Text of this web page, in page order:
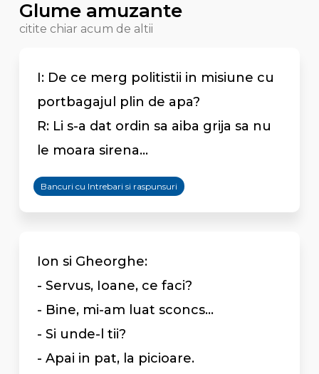
Glume amuzante
citite chiar acum de altii
I: De ce merg politistii in misiune cu
portbagajul plin de apa?
R: Li s-a dat ordin sa aiba grija sa nu
le moara sirena...
Bancuri cu Intrebari si raspunsuri
Ion si Gheorghe:
- Servus, Ioane, ce faci?
- Bine, mi-am luat sconcs...
- Si unde-l tii?
- Apai in pat, la picioare.